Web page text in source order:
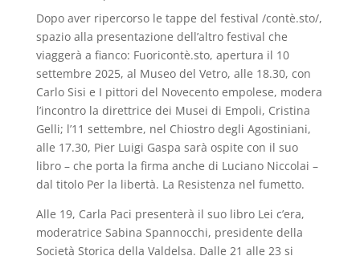
Dopo aver ripercorso le tappe del festival /contè.sto/,
spazio alla presentazione dell’altro festival che
viaggerà a fianco: Fuoricontè.sto, apertura il 10
settembre 2025, al Museo del Vetro, alle 18.30, con
Carlo Sisi e I pittori del Novecento empolese, modera
l’incontro la direttrice dei Musei di Empoli, Cristina
Gelli; l’11 settembre, nel Chiostro degli Agostiniani,
alle 17.30, Pier Luigi Gaspa sarà ospite con il suo
libro – che porta la firma anche di Luciano Niccolai –
dal titolo Per la libertà. La Resistenza nel fumetto.
Alle 19, Carla Paci presenterà il suo libro Lei c’era,
moderatrice Sabina Spannocchi, presidente della
Società Storica della Valdelsa. Dalle 21 alle 23 si